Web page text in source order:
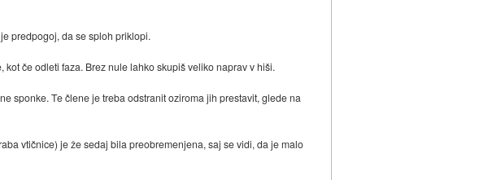
predpogoj, da se sploh priklopi.
če odleti faza. Brez nule lahko skupiš veliko naprav v hiši.
sponke. Te člene je treba odstranit oziroma jih prestavit, glede na
vtičnice) je že sedaj bila preobremenjena, saj se vidi, da je malo